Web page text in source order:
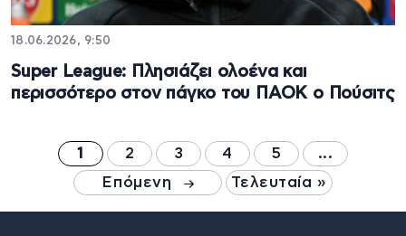
18.06.2026, 9:50
Super League: Πλησιάζει ολοένα και
περισσότερο στον πάγκο του ΠΑΟΚ ο Πούσιτς
1 2 3 4 5
...
Επόμενη
Τελευταία »